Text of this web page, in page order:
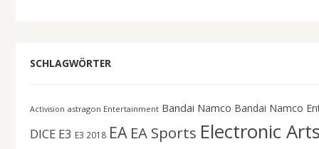
SCHLAGWÖRTER
Activision astragon Entertainment Bandai Namco Bandai Namco
DICE E3 E3 2018 EA EA Sports Electronic